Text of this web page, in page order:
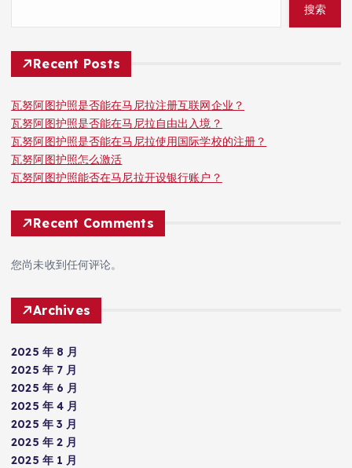
搜索
Recent Posts
瓦努阿图护照是否能在马尼拉注册互联网企业？
瓦努阿图护照是否能在马尼拉自由出入境？
瓦努阿图护照是否能在马尼拉使用国际学校的注册？
瓦努阿图护照怎么激活
瓦努阿图护照能否在马尼拉开设银行账户？
Recent Comments
您尚未收到任何评论。
Archives
2025 年 8 月
2025 年 7 月
2025 年 6 月
2025 年 4 月
2025 年 3 月
2025 年 2 月
2025 年 1 月